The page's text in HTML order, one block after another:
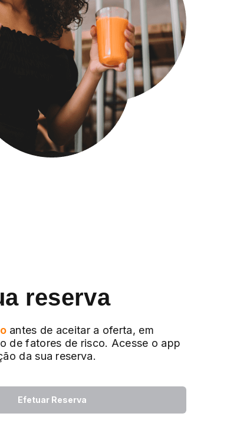
reserva
antes de aceitar a oferta, em
de fatores de risco. Acesse o app
da sua reserva.
Efetuar Reserva